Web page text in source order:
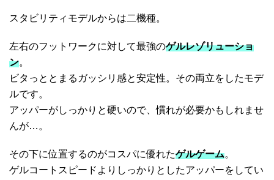
スタビリティモデルからは二機種。
左右のフットワークに対して最強のゲルレゾリューショ
ン。
ビタっととまるガッシリ感と安定性。その両立をしたモデ
ルです。
アッパーがしっかりと硬いので、慣れが必要かもしれませ
んが…。
その下に位置するのがコスパに優れたゲルゲーム。
ゲルコートスピードよりしっかりとしたアッパーをしてい